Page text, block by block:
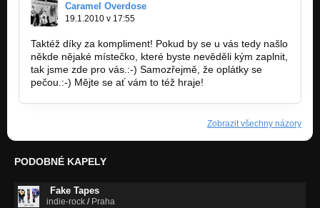
Caramel Overdose
19.1.2010 v 17:55
Taktéž díky za kompliment! Pokud by se u vás tedy našlo
někde nějaké místečko, které byste nevěděli kým zaplnit,
tak jsme zde pro vás.:-) Samozřejmě, že oplátky se
pečou.:-) Mějte se ať vám to též hraje!
Zobrazit všechny názory
PODOBNÉ KAPELY
Fake Tapes
indie-rock / Praha